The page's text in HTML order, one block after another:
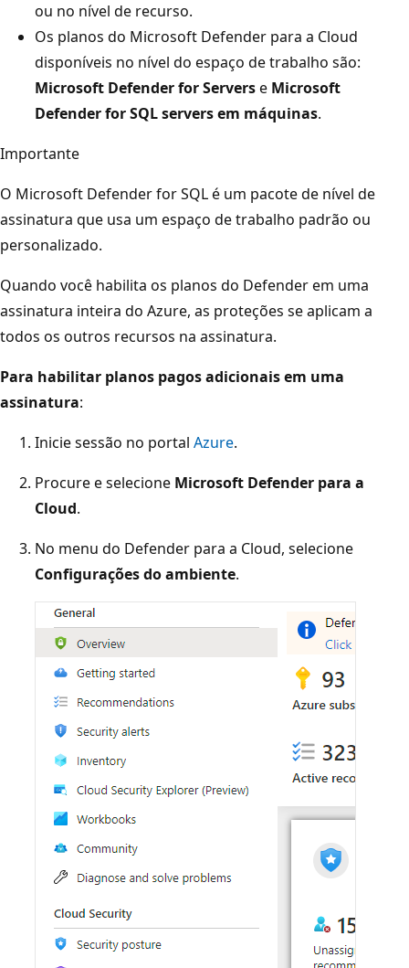
ou no nível de recurso.
Os planos do Microsoft Defender para a Cloud
disponíveis no nível do espaço de trabalho são:
Microsoft Defender for Serverse Microsoft
Defender for SQL servers em máquinas.
Importante
O Microsoft Defender for SQL é um pacote de nível de
assinatura que usa um espaço de trabalho padrão ou
personalizado.
Quando você habilita os planos do Defender em uma
assinatura inteira do Azure, as proteções se aplicam a
todos os outros recursos na assinatura.
Para habilitar planos pagos adicionais em uma
assinatura:
Inicie sessão no portal Azure.
Procure e selecione Microsoft Defender para a
Cloud.
No menu do Defender para a Cloud, selecione
Configurações do ambiente.